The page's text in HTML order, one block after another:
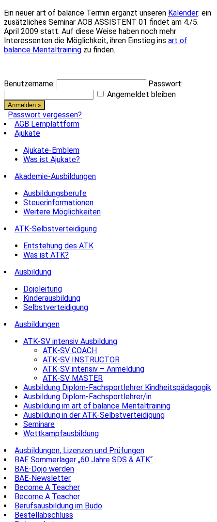
Ein neuer art of balance Termin ergänzt unseren Kalender: ein
zusätzliches Seminar AOB ASSISTENT 01 findet am 4./5.
April 2009 statt. Auf diese Weise haben noch mehr
Interessenten die Möglichkeit, ihren Einstieg ins art of
balance Mentaltraining zu finden.
Benutzername:
Passwort:
Angemeldet bleiben
Passwort vergessen?
AGB Lernplattform
Ajukate
Ajukate-Emblem
Was ist Ajukate?
Akademie-Ausbildungen
Ausbildungsberufe
Steuerinformationen
Weitere Möglichkeiten
ATK-Selbstverteidigung
Entstehung des ATK
Was ist ATK?
Ausbildung
Dojoleitung
Kinderausbildung
Selbstverteidigung
Ausbildungen
ATK-SV intensiv Ausbildung
ATK-SV COACH
ATK-SV INSTRUCTOR
ATK-SV intensiv – Anmeldung
ATK-SV MASTER
Ausbildung Diplom-Fachsportlehrer Kindheitspädagogik
Ausbildung Diplom-Fachsportlehrer/in
Ausbildung im art of balance Mentaltraining
Ausbildung in der ATK-Selbstverteidigung
Seminare
Wettkampfausbildung
Ausbildungen, Lizenzen und Prüfungen
BAE Sommerlager „60 Jahre SDS & ATK“
BAE-Dojo werden
BAE-Newsletter
Become A Teacher
Become A Teacher
Berufsausbildung im Budo
Bestellabschluss